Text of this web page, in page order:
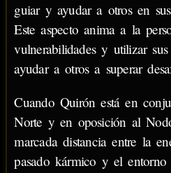
guiar y ayudar a otros en
Este aspecto anima a la
vulnerabilidades y utilizar
ayudar a otros a superar
Cuando Quirón está en
Norte y en oposición al
marcada distancia entre la
pasado kármico y el